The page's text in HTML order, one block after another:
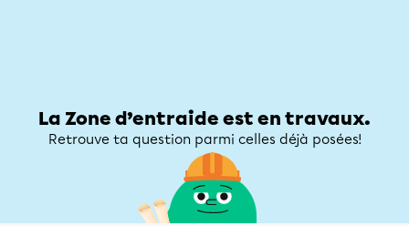
La Zone d’entraide est en travaux.
Retrouve ta question parmi celles déjà posées!